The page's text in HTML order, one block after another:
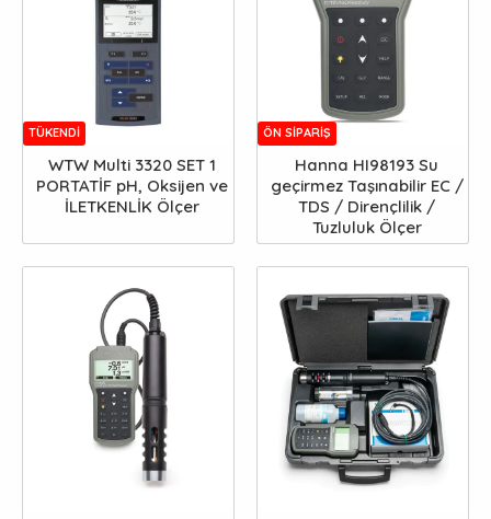
TÜKENDI
WTW Multi 3320 SET 1
PORTATİF pH, Oksijen ve
İLETKENLİK Ölçer
ÖN SIPARIŞ
Hanna HI98193 Su
geçirmez Taşınabilir EC /
TDS / Dirençlilik /
Tuzluluk Ölçer